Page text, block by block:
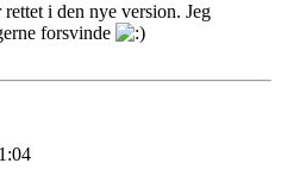
i den nye version. Jeg
forsvinde